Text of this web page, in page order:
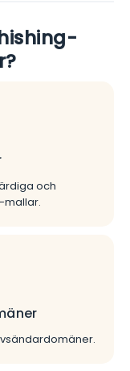
och
mallar.